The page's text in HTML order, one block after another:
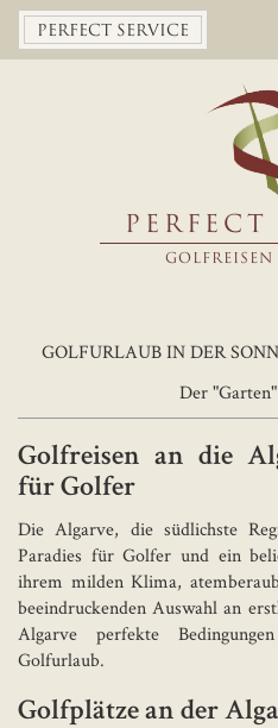
PERFECT SERVICE
GOLFREISEN
GOLFURLAUB IN DER
Der
Golfreisen an die
für Golfer
Die Algarve, die südlichste
Paradies für Golfer und ein
ihrem milden Klima,
beeindruckenden Auswahl an
Algarve perfekte
Golfurlaub.
Golfplätze an der